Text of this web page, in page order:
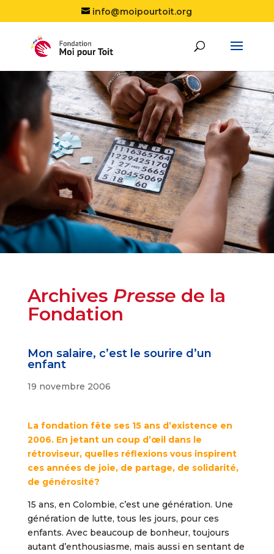
info@moipourtoit.org
Archives Presse de la
Fondation
Mon salaire, c’est le sourire d’un
enfant
19 novembre 2006
La fondation fête ses 15 ans d’existence en
2006. En jetant un coup d’œil dans le
rétroviseur, quelles réflexions vous inspirent
ces années de joie, de partage, de solidarité,
de générosité?
15 ans, en Colombie, c’est une génération. Une
génération de lutte, tous les jours, pour ces
enfants. Avec beaucoup de bonheur, toujours
autant d’enthousiasme, mais aussi en sentant de